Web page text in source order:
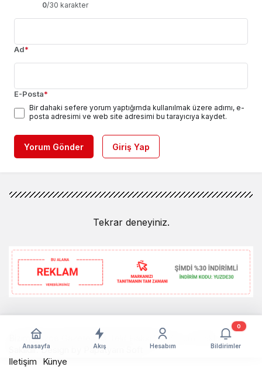
0/30 karakter
Ad*
E-Posta*
Bir dahaki sefere yorum yaptığımda kullanılmak üzere adımı, e-
posta adresimi ve web site adresimi bu tarayıcıya kaydet.
Yorum Gönder Giriş Yap
Tekrar deneyiniz.
Anasayfa Akış Hesabım Bildirimler
0
Bizim Düzce Gazetesi © Telif Hakkı 2026, Tüm Hakları
Saklıdır. Design by
Papatyam Soft
İletişim
Künye